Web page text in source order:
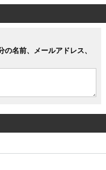
名前、メールアドレス、